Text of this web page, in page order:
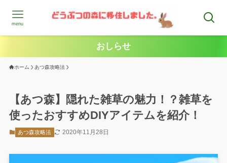
menu
おしらせ
ホーム あつ森攻略法
【あつ森】隠れた雑草の魅力！？雑草を
使ったおすすめDIYアイテムを紹介！
あつ森攻略法 2020年11月28日